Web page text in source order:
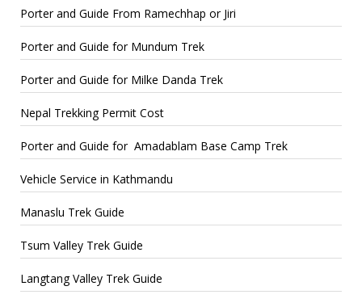
Porter and Guide From Ramechhap or Jiri
Porter and Guide for Mundum Trek
Porter and Guide for Milke Danda Trek
Nepal Trekking Permit Cost
Porter and Guide for Amadablam Base Camp Trek
Vehicle Service in Kathmandu
Manaslu Trek Guide
Tsum Valley Trek Guide
Langtang Valley Trek Guide